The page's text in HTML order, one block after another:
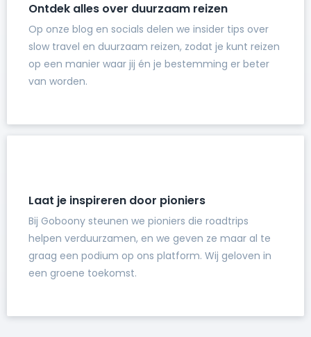
Ontdek alles over duurzaam reizen
Op onze blog en socials delen we insider tips over
slow travel en duurzaam reizen, zodat je kunt reizen
op een manier waar jij én je bestemming er beter
van worden.
Laat je inspireren door pioniers
Bij Goboony steunen we pioniers die roadtrips
helpen verduurzamen, en we geven ze maar al te
graag een podium op ons platform. Wij geloven in
een groene toekomst.